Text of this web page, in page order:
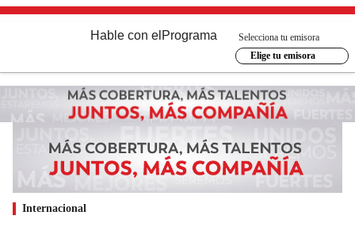
Hable con el Programa
Selecciona tu emisora
Elige tu emisora
Internacional